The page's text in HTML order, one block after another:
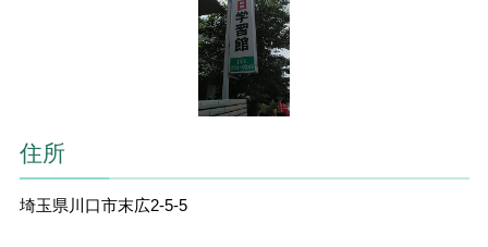
住所
埼玉県川口市末広2-5-5